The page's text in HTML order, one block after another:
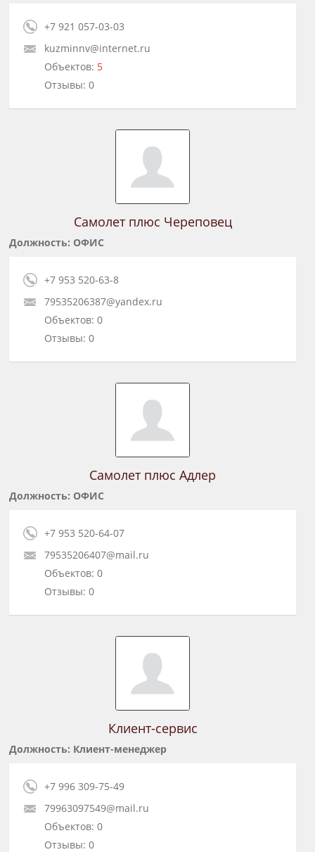
+7 921 057-03-03
kuzminnv@internet.ru
Объектов: 5
Отзывы: 0
Самолет плюс Череповец
Должность: ОФИС
+7 953 520-63-8
79535206387@yandex.ru
Объектов: 0
Отзывы: 0
Самолет плюс Адлер
Должность: ОФИС
+7 953 520-64-07
79535206407@mail.ru
Объектов: 0
Отзывы: 0
Клиент-сервис
Должность: Клиент-менеджер
+7 996 309-75-49
79963097549@mail.ru
Объектов: 0
Отзывы: 0